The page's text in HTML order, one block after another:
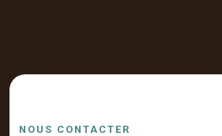
NOUS CONTACTER